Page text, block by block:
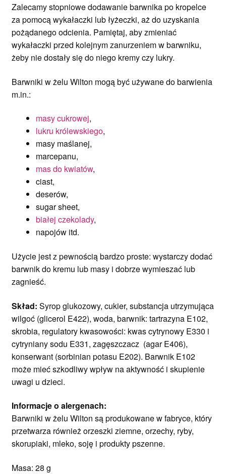
Zalecamy stopniowe dodawanie barwnika po kropelce
za pomocą wykałaczki lub łyżeczki, aż do uzyskania
pożądanego odcienia. Pamiętaj, aby zmieniać
wykałaczki przed kolejnym zanurzeniem w barwniku,
żeby nie dostały się do niego kremy czy lukry.
Barwniki w żelu Wilton mogą być używane do barwienia
m.in.:
masy cukrowej,
lukru królewskiego,
masy maślanej,
marcepanu,
mas do kwiatów,
ciast,
deserów,
sugar sheet,
białej czekolady,
napojów itd.
Użycie jest z pewnością bardzo proste: wystarczy dodać
barwnik do kremu lub masy i dobrze wymieszać lub
zagnieść.
Skład: Syrop glukozowy, cukier, substancja utrzymująca
wilgoć (glicerol E422), woda, barwnik: tartrazyna E102,
skrobia, regulatory kwasowości: kwas cytrynowy E330 i
cytryniany sodu E331, zagęszczacz (agar E406),
konserwant (sorbinian potasu E202). Barwnik E102
może mieć szkodliwy wpływ na aktywność i skupienie
uwagi u dzieci.
Informacje o alergenach:
Barwniki w żelu Wilton są produkowane w fabryce, który
przetwarza również orzeszki ziemne, orzechy, ryby,
skorupiaki, mleko, soję i produkty pszenne.
Masa: 28 g